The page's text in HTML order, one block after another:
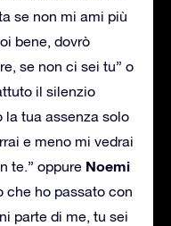
se non mi ami più
bene, dovrò
se non ci sei tu” o
il silenzio
la tua assenza solo
e meno mi vedrai
te.” oppure Noemi
che ho passato con
parte di me, tu sei